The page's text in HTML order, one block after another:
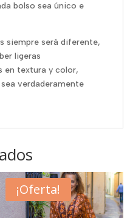
bolso sea único e
siempre será diferente,
ligeras
en textura y color,
verdaderamente
¡Oferta!